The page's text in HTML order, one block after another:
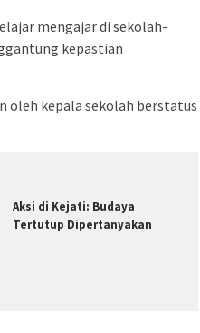
mengajar di sekolah-
kepastian
oleh kepala sekolah berstatus
Aksi di Kejati: Budaya
Tertutup Dipertanyakan